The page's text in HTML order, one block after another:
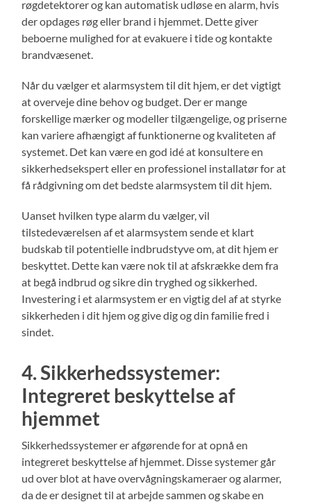
røgdetektorer og kan automatisk udløse en alarm, hvis
der opdages røg eller brand i hjemmet. Dette giver
beboerne mulighed for at evakuere i tide og kontakte
brandvæsenet.
Når du vælger et alarmsystem til dit hjem, er det vigtigt
at overveje dine behov og budget. Der er mange
forskellige mærker og modeller tilgængelige, og priserne
kan variere afhængigt af funktionerne og kvaliteten af
systemet. Det kan være en god idé at konsultere en
sikkerhedsekspert eller en professionel installatør for at
få rådgivning om det bedste alarmsystem til dit hjem.
Uanset hvilken type alarm du vælger, vil
tilstedeværelsen af et alarmsystem sende et klart
budskab til potentielle indbrudstyve om, at dit hjem er
beskyttet. Dette kan være nok til at afskrække dem fra
at begå indbrud og sikre din tryghed og sikkerhed.
Investering i et alarmsystem er en vigtig del af at styrke
sikkerheden i dit hjem og give dig og din familie fred i
sindet.
4. Sikkerhedssystemer:
Integreret beskyttelse af
hjemmet
Sikkerhedssystemer er afgørende for at opnå en
integreret beskyttelse af hjemmet. Disse systemer går
ud over blot at have overvågningskameraer og alarmer,
da de er designet til at arbejde sammen og skabe en